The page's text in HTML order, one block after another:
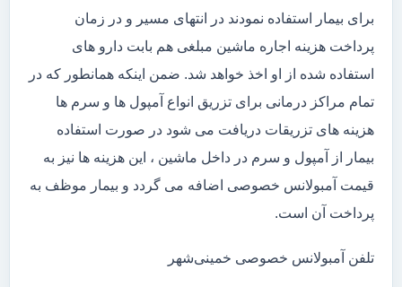
برای بیمار استفاده نمودند در انتهای مسیر و در زمان
پرداخت هزینه اجاره ماشین مبلغی هم بابت دارو های
استفاده شده از او اخذ خواهد شد. ضمن اینکه همانطور که در
تمام مراکز درمانی برای تزریق انواع آمپول ها و سرم ها
هزینه های تزریقات دریافت می شود در صورت استفاده
بیمار از آمپول و سرم در داخل ماشین ، این هزینه ها نیز به
قیمت آمبولانس خصوصی اضافه می گردد و بیمار موظف به
پرداخت آن است.
تلفن آمبولانس خصوصی خمینی‌شهر